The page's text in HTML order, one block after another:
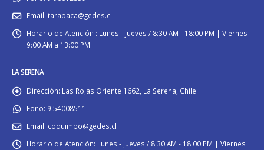
Email: tarapaca@gedes.cl
Horario de Atención : Lunes - jueves / 8:30 AM - 18:00 PM | Viernes
9:00 AM a 13:00 PM
LA SERENA
Dirección: Las Rojas Oriente 1662, La Serena, Chile.
Fono: 9 54008511
Email: coquimbo@gedes.cl
Horario de Atención: Lunes - jueves / 8:30 AM - 18:00 PM | Viernes